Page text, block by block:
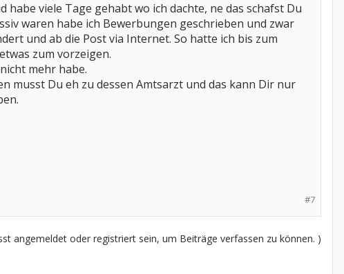
viele Tage gehabt wo ich dachte, ne das schafst Du
waren habe ich Bewerbungen geschrieben und zwar
und ab die Post via Internet. So hatte ich bis zum
zum vorzeigen.
mehr habe.
musst Du eh zu dessen Amtsarzt und das kann Dir nur
#7
angemeldet oder registriert sein, um Beiträge verfassen zu können. )